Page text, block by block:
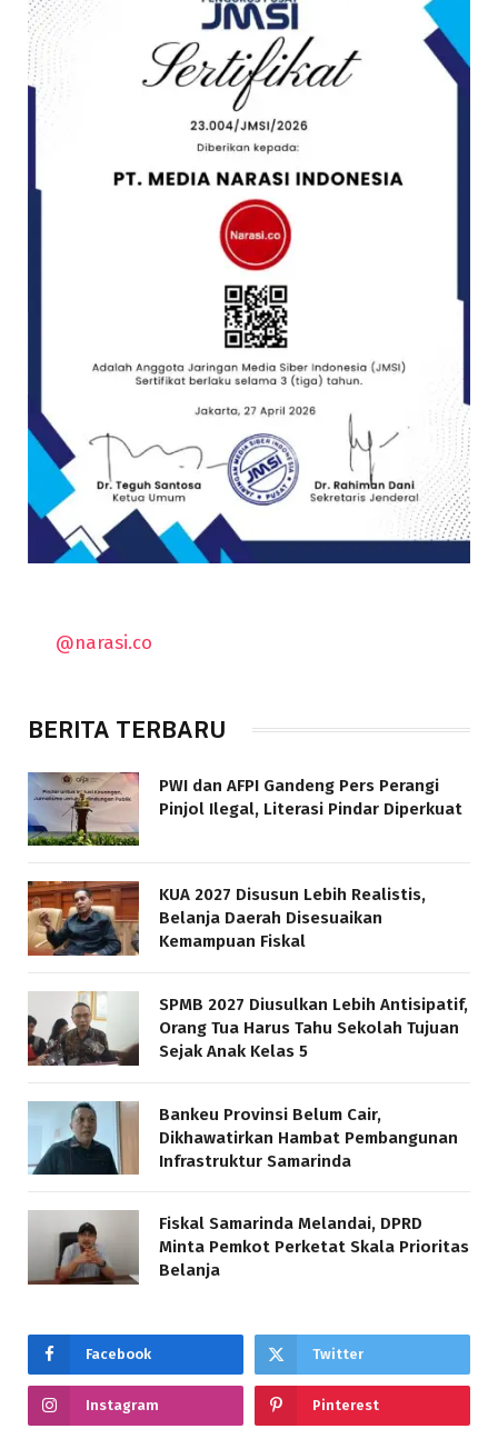
@narasi.co
BERITA TERBARU
PWI dan AFPI Gandeng Pers Perangi
Pinjol Ilegal, Literasi Pindar Diperkuat
KUA 2027 Disusun Lebih Realistis,
Belanja Daerah Disesuaikan
Kemampuan Fiskal
SPMB 2027 Diusulkan Lebih Antisipatif,
Orang Tua Harus Tahu Sekolah Tujuan
Sejak Anak Kelas 5
Bankeu Provinsi Belum Cair,
Dikhawatirkan Hambat Pembangunan
Infrastruktur Samarinda
Fiskal Samarinda Melandai, DPRD
Minta Pemkot Perketat Skala Prioritas
Belanja
Facebook Twitter
Instagram Pinterest